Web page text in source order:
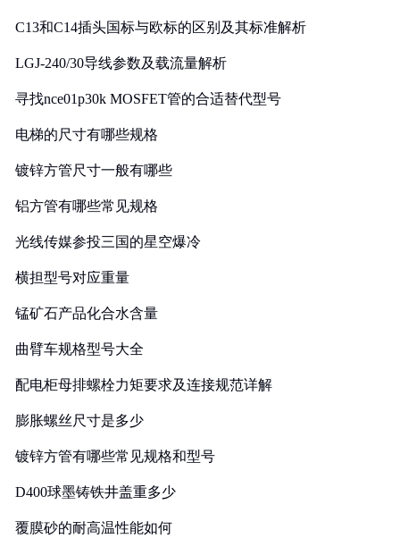
C13和C14插头国标与欧标的区别及其标准解析
LGJ-240/30导线参数及载流量解析
寻找nce01p30k MOSFET管的合适替代型号
电梯的尺寸有哪些规格
镀锌方管尺寸一般有哪些
铝方管有哪些常见规格
光线传媒参投三国的星空爆冷
横担型号对应重量
锰矿石产品化合水含量
曲臂车规格型号大全
配电柜母排螺栓力矩要求及连接规范详解
膨胀螺丝尺寸是多少
镀锌方管有哪些常见规格和型号
D400球墨铸铁井盖重多少
覆膜砂的耐高温性能如何